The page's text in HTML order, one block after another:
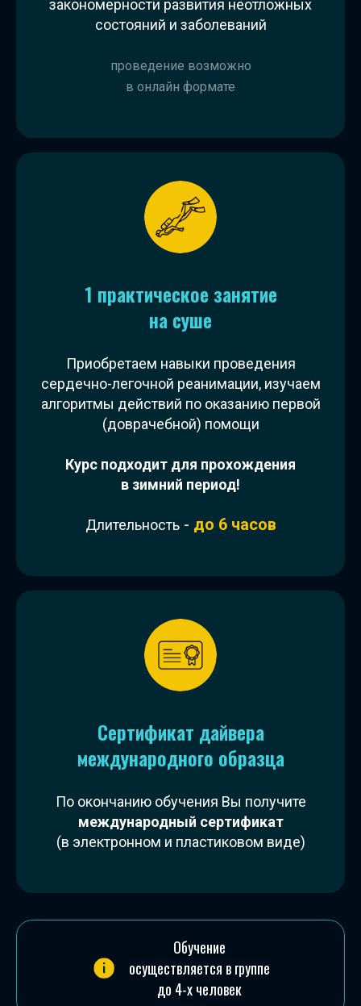
закономерности развития неотложных
состояний и заболеваний
проведение возможно
в онлайн формате
1 практическое занятие
на суше
Приобретаем навыки проведения
сердечно-легочной реанимации, изучаем
алгоритмы действий по оказанию первой
(доврачебной) помощи
Курс подходит для прохождения
в зимний период!
Длительность- до 6 часов
Сертификат дайвера
международного образца
По окончанию обучения Вы получите
международный сертификат
(в электронном и пластиковом виде)
Обучение
осуществляется в группе
до 4-х человек